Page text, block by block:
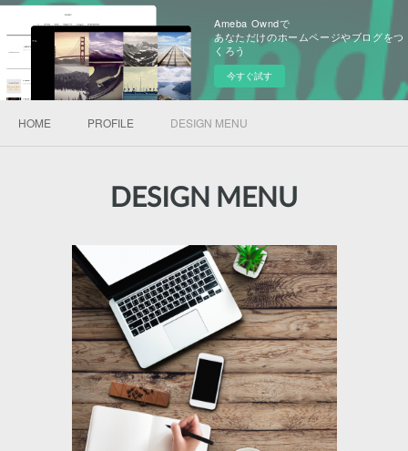
Ameba Owndで
あなただけのホームページやブログをつ
くろう
今すぐ試す
HOME PROFILE DESIGN MENU
DESIGN MENU